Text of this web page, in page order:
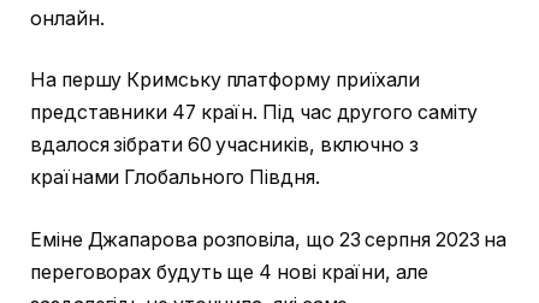
онлайн.
На першу Кримську платформу приїхали
представники 47 країн. Під час другого саміту
вдалося зібрати 60 учасників, включно з
країнами Глобального Півдня.
Еміне Джапарова розповіла, що 23 серпня 2023 на
переговорах будуть ще 4 нові країни, але